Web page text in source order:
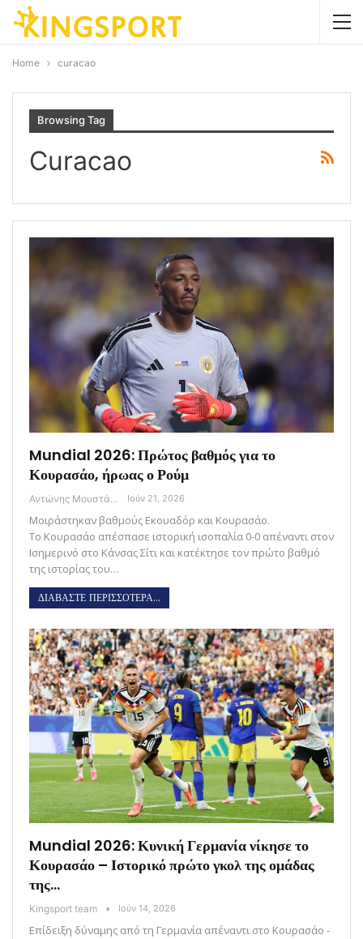
Home curacao
Browsing Tag
Curacao
Mundial 2026: Πρώτος βαθμός για το
Κουρασάο, ήρωας ο Ρούμ
Αντώνης Μουστάκας Ιούν 21, 2026
Μοιράστηκαν βαθμούς Εκουαδόρ και Κουρασάο.
Το Κουρασάο απέσπασε ιστορική ισοπαλία 0-0 απέναντι στον
Ισημερινό στο Κάνσας Σίτι και κατέκτησε τον πρώτο βαθμό
της ιστορίας του…
ΔΙΑΒΑΣΤΕ ΠΕΡΙΣΣΟΤΕΡΑ...
Mundial 2026: Κυνική Γερμανία νίκησε το
Κουρασάο – Ιστορικό πρώτο γκολ της ομάδας
της…
Kingsport team Ιούν 14, 2026
Επίδειξη δύναμης από τη Γερμανία απέναντι στο Κουρασάο -